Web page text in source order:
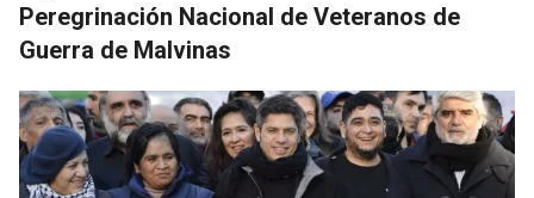
Peregrinación Nacional de Veteranos de
Guerra de Malvinas